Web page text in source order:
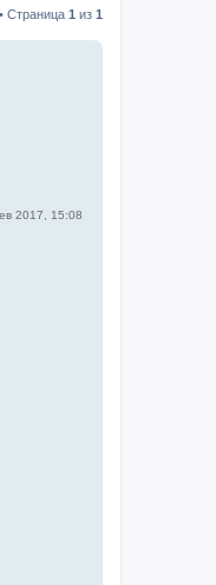
Страница 1 из 1
2017, 15:08